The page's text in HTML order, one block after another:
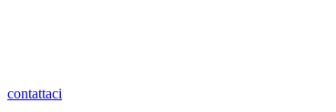
contattaci